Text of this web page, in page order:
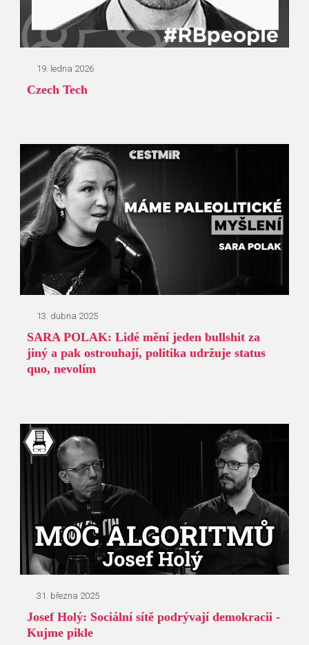
19. ledna 2026
Czech Tech
13. dubna 2025
SARA POLAK: Lidé mění jeden bullshit za
jiný a pak ostrouhají, politika udržuje status
quo, nevolím
31. března 2025
Josef Holý: Sociální sítě podrývají demokracii -
Kujme pikle